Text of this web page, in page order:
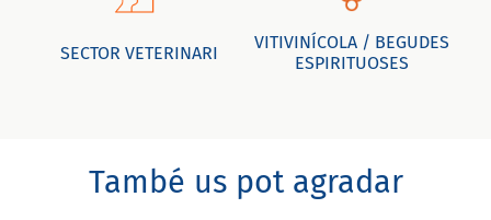
SECTOR VETERINARI
VITIVINÍCOLA / BEGUDES
ESPIRITUOSES
També us pot agradar